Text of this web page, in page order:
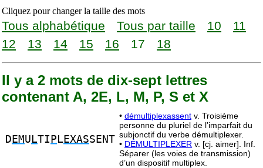
Cliquez pour changer la taille des mots
Tous alphabétique Tous par taille 10
11
12
13 14 15 16 17 18
Il y a 2 mots de dix-sept lettres
contenant A, 2E, L, M, P, S et X
D EMU LTI P L EXASSENT
• démultiplexassent v. Troisième
personne du pluriel de l’imparfait du
subjonctif du verbe démultiplexer.
• DÉMULTIPLEXER v. [cj. aimer]. Inf.
Séparer (les voies de transmission)
d’un dispositif multiplex.